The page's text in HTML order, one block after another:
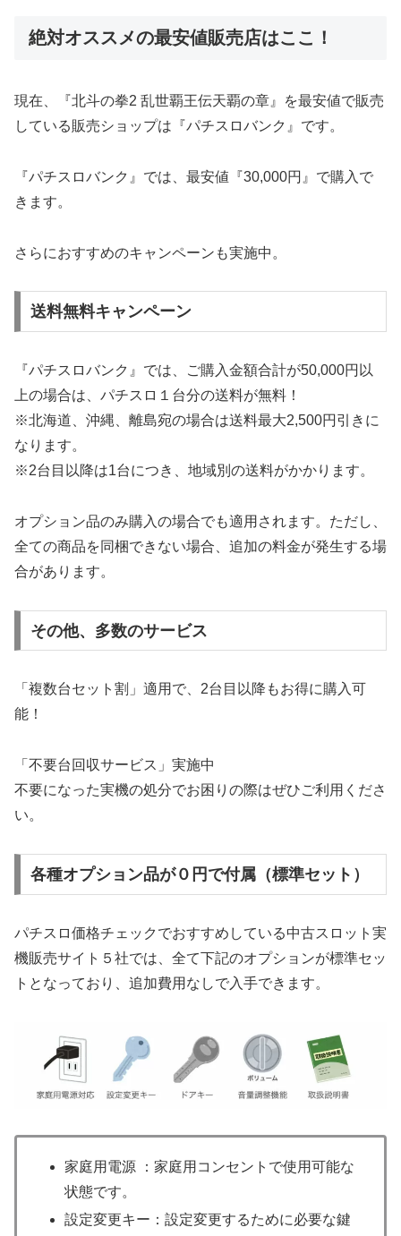
絶対オススメの最安値販売店はここ！
現在、『北斗の拳2 乱世覇王伝天覇の章』を最安値で販売
している販売ショップは『パチスロバンク』です。
『パチスロバンク』では、最安値『30,000円』で購入で
きます。
さらにおすすめのキャンペーンも実施中。
送料無料キャンペーン
『パチスロバンク』では、ご購入金額合計が50,000円以
上の場合は、パチスロ１台分の送料が無料！
※北海道、沖縄、離島宛の場合は送料最大2,500円引きに
なります。
※2台目以降は1台につき、地域別の送料がかかります。
オプション品のみ購入の場合でも適用されます。ただし、
全ての商品を同梱できない場合、追加の料金が発生する場
合があります。
その他、多数のサービス
「複数台セット割」適用で、2台目以降もお得に購入可
能！
「不要台回収サービス」実施中
不要になった実機の処分でお困りの際はぜひご利用くださ
い。
各種オプション品が０円で付属（標準セット）
パチスロ価格チェックでおすすめしている中古スロット実
機販売サイト５社では、全て下記のオプションが標準セッ
トとなっており、追加費用なしで入手できます。
家庭用電源 ：家庭用コンセントで使用可能な
状態です。
設定変更キー：設定変更するために必要な鍵